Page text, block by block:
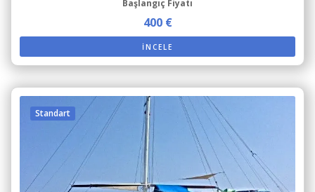
Başlangıç Fiyatı
400 €
İNCELE
Standart